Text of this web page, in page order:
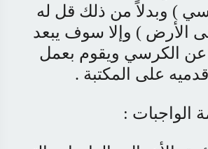
) وبدلاً من ذلك قل له
الأرض ) وإلا سوف يبعد
عن الكرسي ويقوم بعمل
على المكتبة .